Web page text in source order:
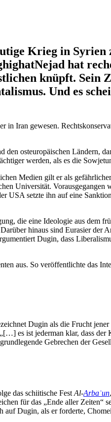
Krieg in Syrien
hat
knüpft. Sein
Und es
in Iran gewesen.
osteu­ro­päi­schen Ländern,
werden, als es die
Medien gilt er als
Univer­sität.
USA setzte ihn auf eine
die eine Ideologie aus dem
hinaus sind Eurasier der
Dugin, dass
aus. So veröf­fent­lichte das
Dugin als die Frucht
es ist jederman klar, dass der
Gebrechen der
das schii­tische Fest Al-Arbaʿun
für das „Ende aller Zeiten“
auf Dugin, als er forderte,